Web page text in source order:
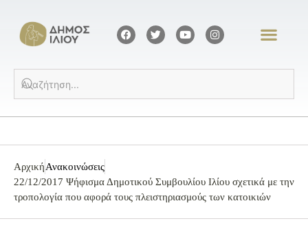
ΑρχικήΑνακοινώσεις
22/12/2017 Ψήφισμα Δημοτικού Συμβουλίου Ιλίου σχετικά με την
τροπολογία που αφορά τους πλειστηριασμούς των κατοικιών